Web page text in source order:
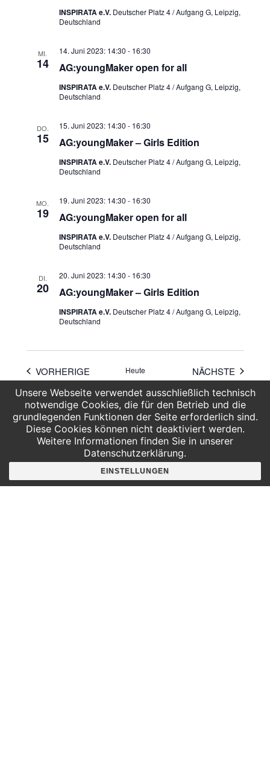
INSPIRATA e.V. Deutscher Platz 4 / Aufgang G, Leipzig,
Deutschland
MI.
14 AG:youngMaker open for all
14. Juni 2023: 14:30 - 16:30
INSPIRATA e.V. Deutscher Platz 4 / Aufgang G, Leipzig,
Deutschland
DO.
15 AG:youngMaker – Girls Edition
15. Juni 2023: 14:30 - 16:30
INSPIRATA e.V. Deutscher Platz 4 / Aufgang G, Leipzig,
Deutschland
MO.
19 AG:youngMaker open for all
19. Juni 2023: 14:30 - 16:30
INSPIRATA e.V. Deutscher Platz 4 / Aufgang G, Leipzig,
Deutschland
DI.
20 AG:youngMaker – Girls Edition
20. Juni 2023: 14:30 - 16:30
INSPIRATA e.V. Deutscher Platz 4 / Aufgang G, Leipzig,
Deutschland
VORHERIGEVERANSTALTUNGEN
Heute NÄCHSTE
KALENDER ABONNIEREN
Unsere Webseite verwendet ausschließlich technisch
notwendige Cookies, die für den Betrieb und die
grundlegenden Funktionen der Seite erforderlich sind.
Diese Cookies können nicht deaktiviert werden.
Weitere Informationen finden Sie in unserer
Datenschutzerklärung.
EINSTELLUNGEN